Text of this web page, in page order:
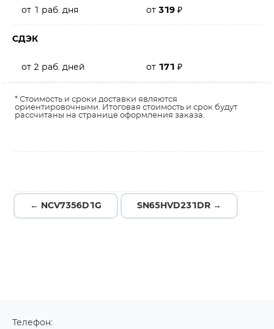
от 1 раб. дня от 319 ₽
СДЭК
от 2 раб. дней от 171 ₽
* Стоимость и сроки доставки являются
ориентировочными. Итоговая стоимость и срок будут
рассчитаны на странице оформления заказа.
← NCV7356D1G SN65HVD231DR →
Телефон: